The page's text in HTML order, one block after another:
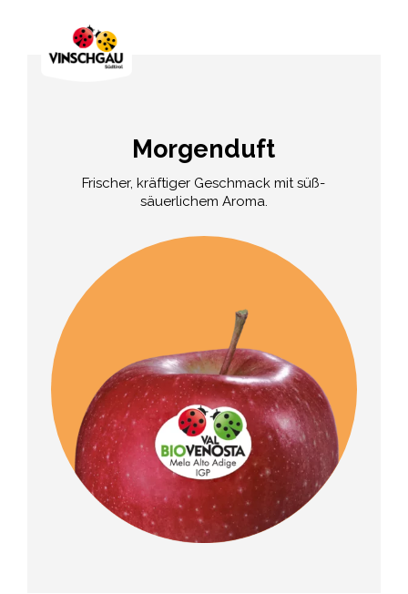
Morgenduft
Frischer, kräftiger Geschmack mit süß-
säuerlichem Aroma.